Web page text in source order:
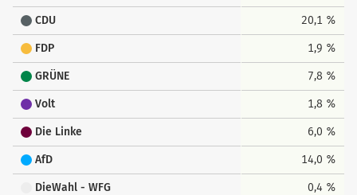
CDU 20,1 %
FDP 1,9 %
GRÜNE 7,8 %
Volt 1,8 %
Die Linke 6,0 %
AfD 14,0 %
DieWahl - WFG 0,4 %